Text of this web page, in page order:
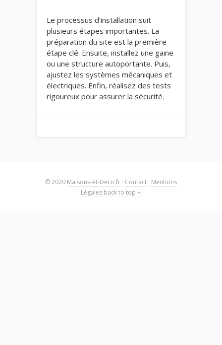
Le processus d’installation suit
plusieurs étapes importantes. La
préparation du site est la première
étape clé. Ensuite, installez une gaine
ou une structure autoportante. Puis,
ajustez les systèmes mécaniques et
électriques. Enfin, réalisez des tests
rigoureux pour assurer la sécurité.
© 2020 Maisons-et-Deco.fr · Contact · Mentions
Légales back to top